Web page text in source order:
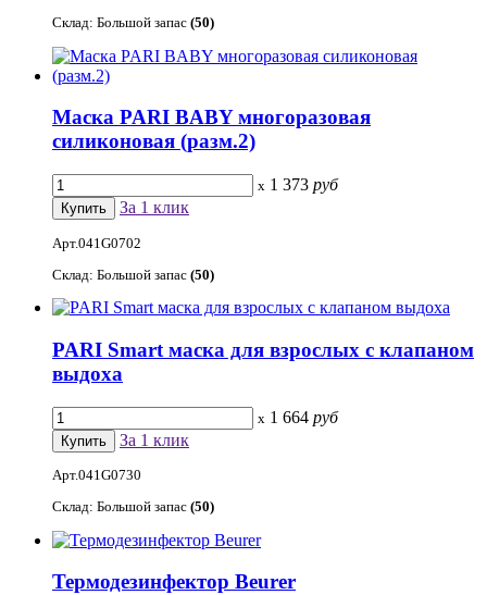
Склад: Большой запас (50)
Маска PARI BABY многоразовая
силиконовая (разм.2)
x 1 373 руб
За 1 клик
Арт.041G0702
Склад: Большой запас (50)
PARI Smart маска для взрослых с клапаном
выдоха
x 1 664 руб
За 1 клик
Арт.041G0730
Склад: Большой запас (50)
Термодезинфектор Beurer